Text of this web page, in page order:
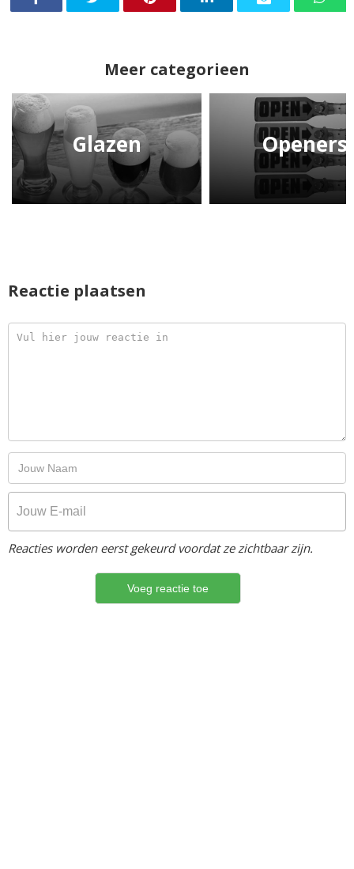
Meer categorieen
Glazen Openers
Reactie plaatsen
Reacties worden eerst gekeurd voordat ze zichtbaar zijn.